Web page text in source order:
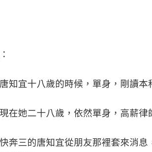
宜十八歲的時候，單身，剛讀本
她二十八歲，依然單身，高薪律
三的唐知宜從朋友那裡套來消息